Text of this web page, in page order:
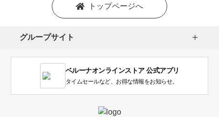
トップページへ
グループサイト
ベルーナオンラインストア 公式アプリ
タイムセールなど、お得な情報をお知らせ。